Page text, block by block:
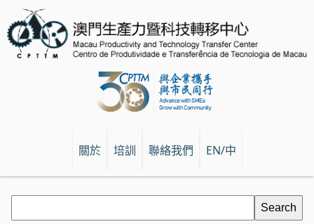
關於 培訓 聯絡我們 EN/中